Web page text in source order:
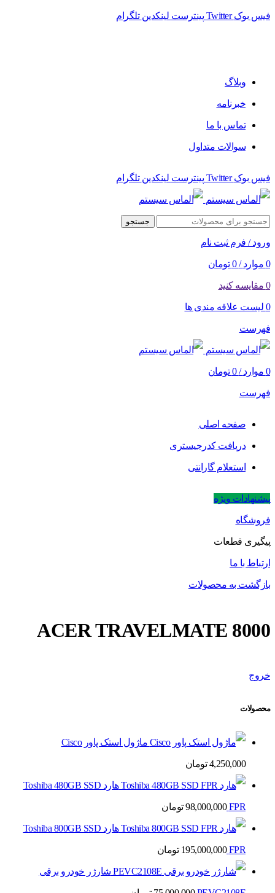
فیس بوک Twitter پینترست لینکدین تلگرام
وبلاگ
خبرنامه
تماس با ما
سوالات متداول
فیس بوک Twitter پینترست لینکدین تلگرام
جستجو
ورود / فرم ثبت نام
0 موارد /
0 تومان
0 مقایسه کنید
0 لیست علاقه مندی ها
فهرست
0 موارد /
0 تومان
فهرست
صفحه اصلی
دریافت کدرجیستری
استعلام گارانتی
پیشنهادات ویژه
فروشگاه
پیگیری قطعات
ارتباط با ما
بازگشت به محصولات
ACER TRAVELMATE 8000
خروج
محصولات
ماژول استک پاور Cisco
4,250,000 تومان
هارد Toshiba 480GB SSD
FPR
98,000,000 تومان
هارد Toshiba 800GB SSD
FPR
195,000,000 تومان
شارژر خودرو برقی